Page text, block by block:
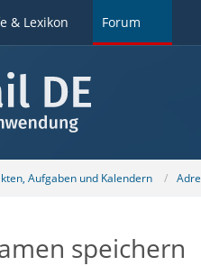
& Lexikon Forum
Aufgaben und Kalendern
speichern